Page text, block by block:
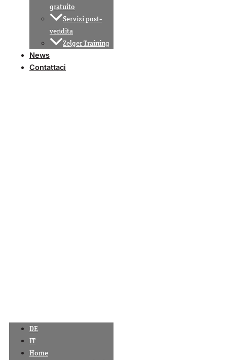
gratuito
Servizi post-
vendita
Zelger Training
News
Contattaci
DE
IT
Home